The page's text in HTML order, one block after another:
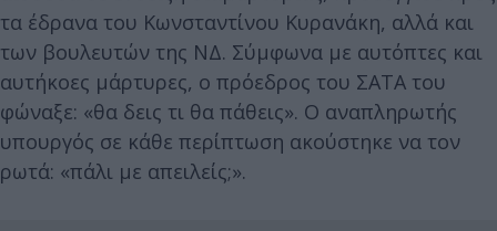
τα έδρανα του Κωνσταντίνου Κυρανάκη, αλλά και
των βουλευτών της ΝΔ. Σύμφωνα με αυτόπτες και
αυτήκοες μάρτυρες, ο πρόεδρος του ΣΑΤΑ του
φώναξε: «θα δεις τι θα πάθεις». Ο αναπληρωτής
υπουργός σε κάθε περίπτωση ακούστηκε να τον
ρωτά: «πάλι με απειλείς;».